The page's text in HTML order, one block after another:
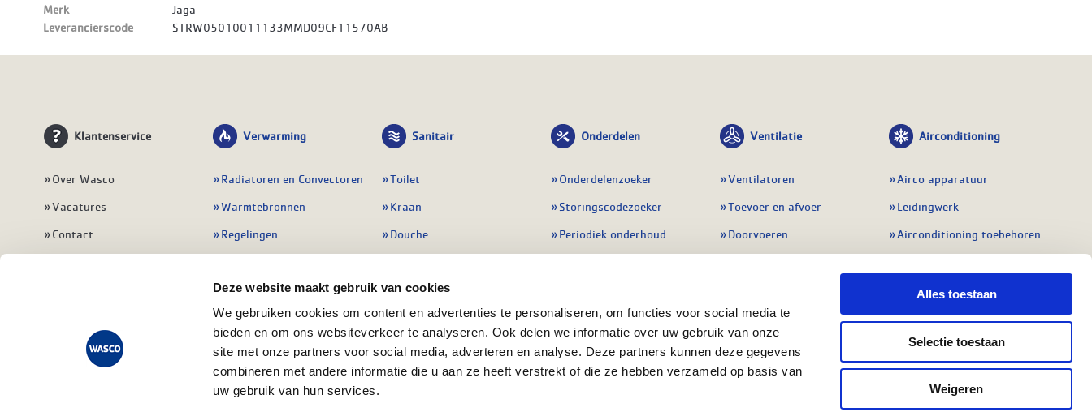
Deze website maakt gebruik van cookies
We gebruiken cookies om content en advertenties te personaliseren, om functies voor social media te
bieden en om ons websiteverkeer te analyseren. Ook delen we informatie over uw gebruik van onze
site met onze partners voor social media, adverteren en analyse. Deze partners kunnen deze gegevens
combineren met andere informatie die u aan ze heeft verstrekt of die ze hebben verzameld op basis van
uw gebruik van hun services.
Alles toestaan
Selectie toestaan
Weigeren
Merk
Jaga
Leverancierscode
STRW05010011133MMD09CF11570AB
Klantenservice
Over Wasco
Vacatures
Contact
Veelgestelde vragen
Verwarming
Radiatoren en Convectoren
Warmtebronnen
Regelingen
Leidingwerk
Warmwatertoestellen
Alle verwarming
Sanitair
Toilet
Kraan
Douche
Badmeubel
Afvoeren
Alle sanitair
Onderdelen
Onderdelenzoeker
Storingscodezoeker
Periodiek onderhoud
Preventie & detectie
Alle onderdelen
Ventilatie
Ventilatoren
Toevoer en afvoer
Doorvoeren
Regelingen
Airconditioning
Airco apparatuur
Leidingwerk
Airconditioning toebehoren
Regelapparatuur
Alle koeling